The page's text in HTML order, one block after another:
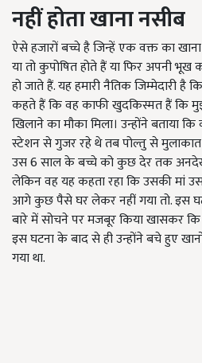
नहींहोताखानानसीब
ऐसे हजारों बच्चे है जिन्हें एक वक्त का
या तो कुपोषित होते हैं या फिर अपनी
हो जाते हैं. यह हमारी नैतिक जिम्मेदारी है
कहते हैं कि वह काफी खुदकिस्मत हैं कि
खिलाने का मौका मिला। उन्होंने बताया
स्टेशन से गुजर रहे थे तब पोल्तु से
उस 6 साल के बच्चे को कुछ देर तक
लेकिन वह यह कहता रहा कि उसकी मां
आगे कुछ पैसे घर लेकर नहीं गया तो. इस
बारे में सोचने पर मजबूर किया खासकर कि
इस घटना के बाद से ही उन्होंने बचे हुए
गया था.